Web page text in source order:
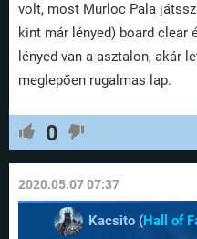
volt, most Murloc Pala
kint már lényed) board clear
lényed van a asztalon, akár
meglepően rugalmas lap.
0
2020.05.07 07:37
Kacsito (Hall of